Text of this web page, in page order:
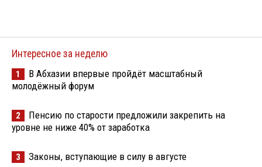
Интересное за неделю
1
В Абхазии впервые пройдёт масштабный
молодёжный форум
2
Пенсию по старости предложили закрепить на
уровне не ниже 40% от заработка
3 Законы, вступающие в силу в августе